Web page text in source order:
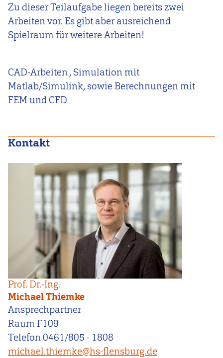
Zu dieser Teilaufgabe liegen bereits zwei
Arbeiten vor. Es gibt aber ausreichend
Spielraum für weitere Arbeiten!
CAD-Arbeiten , Simulation mit
Matlab/Simulink, sowie Berechnungen mit
FEM und CFD
Kontakt
Prof. Dr.-Ing.
Michael Thiemke
Ansprechpartner
Raum F109
Telefon 0461/805 - 1808
michael.thiemke@hs-flensburg.de